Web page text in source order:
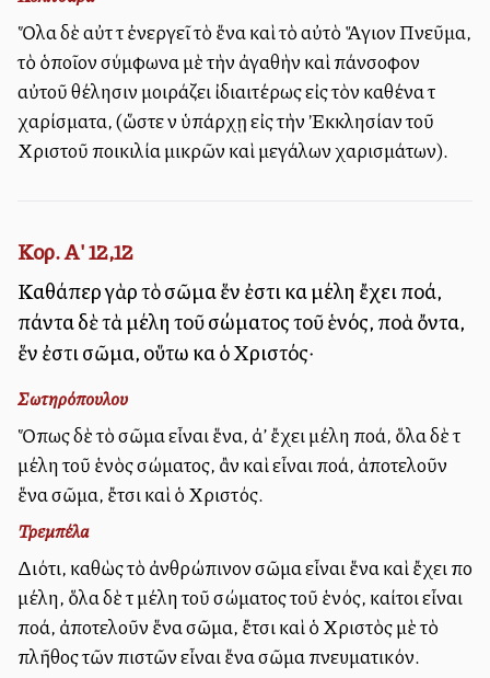
Ὅλα δὲ αὐτὰ τὰ ἐνεργεῖ τὸ ἕνα καὶ τὸ αὐτὸ Ἅγιον Πνεῦμα,
τὸ ὁποῖον σύμφωνα μὲ τὴν ἀγαθὴν καὶ πάνσοφον
αὐτοῦ θέλησιν μοιράζει ἰδιαιτέρως εἰς τὸν καθένα τὰ
χαρίσματα, (ὥστε νὰ ὑπάρχῃ εἰς τὴν Ἐκκλησίαν τοῦ
Χριστοῦ ποικιλία μικρῶν καὶ μεγάλων χαρισμάτων).
Κορ. Α' 12,12
Καθάπερ γὰρ τὸ σῶμα ἕν ἐστι καὶ μέλη ἔχει πολλά,
πάντα δὲ τὰ μέλη τοῦ σώματος τοῦ ἑνός, πολλὰ ὄντα,
ἕν ἐστι σῶμα, οὕτω καὶ ὁ Χριστός·
Σωτηρόπουλου
Ὅπως δὲ τὸ σῶμα εἶναι ἕνα, ἀλλ’ ἔχει μέλη πολλά, ὅλα δὲ τὰ
μέλη τοῦ ἑνὸς σώματος, ἂν καὶ εἶναι πολλά, ἀποτελοῦν
ἕνα σῶμα, ἔτσι καὶ ὁ Χριστός.
Τρεμπέλα
Διότι, καθὼς τὸ ἀνθρώπινον σῶμα εἶναι ἕνα καὶ ἔχει πολλὰ
μέλη, ὅλα δὲ τὰ μέλη τοῦ σώματος τοῦ ἑνός, καίτοι εἶναι
πολλά, ἀποτελοῦν ἕνα σῶμα, ἔτσι καὶ ὁ Χριστὸς μὲ τὸ
πλῆθος τῶν πιστῶν εἶναι ἕνα σῶμα πνευματικόν.